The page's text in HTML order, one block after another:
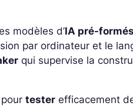
modèles d’IA pré-formés
par ordinateur et le
qui supervise la
pourtester efficacement